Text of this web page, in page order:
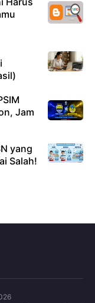
Jam
yang
Salah!